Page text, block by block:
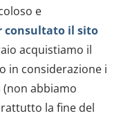
e
consultato il sito
acquistiamo il
in considerazione i
abbiamo
la fine del